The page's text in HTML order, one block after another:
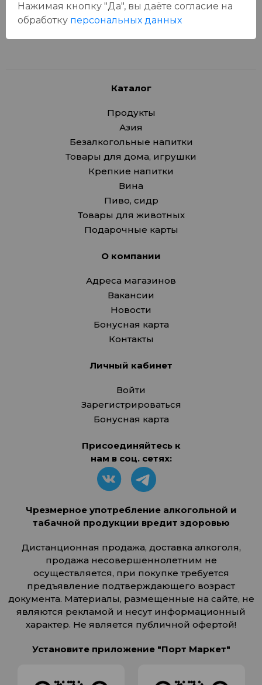
У данного товара еще нет отзывов, будьте первым, кто
оставит отзыв!
Каталог
Продукты
Азия
Безалкогольные напитки
Товары для дома, игрушки
Крепкие напитки
Вина
Пиво, сидр
Товары для животных
Подарочные карты
О компании
Адреса магазинов
Вакансии
Новости
Бонусная карта
Контакты
Личный кабинет
Войти
Зарегистрироваться
Бонусная карта
Присоединяйтесь к
нам в соц. сетях:
Чрезмерное употребление алкогольной и
табачной продукции вредит здоровью
Дистанционная продажа, доставка алкоголя,
продажа несовершеннолетним не
осуществляется, при покупке требуется
предъявление подтверждающего возраст
документа. Материалы, размещенные на сайте, не
являются рекламой и несут информационный
характер. Не является публичной офертой!
Установите приложение "Порт Маркет"
Нажимая кнопку "Да", вы даёте cогласие на
обработку персональных данных